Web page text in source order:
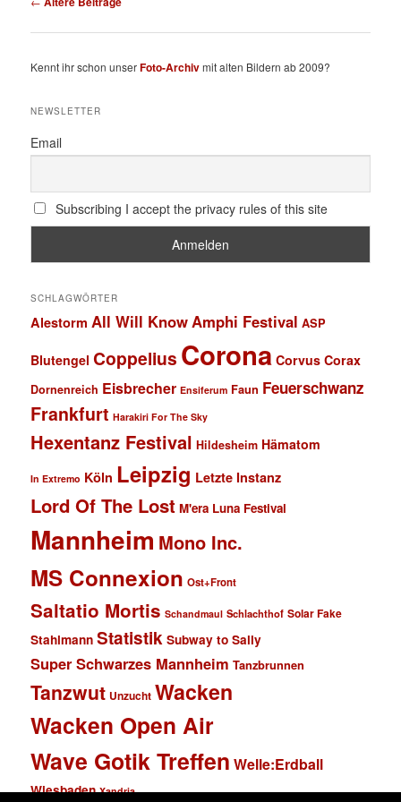
Kennt ihr schon unserFoto-Archivmit alten Bildern ab 2009?
NEWSLETTER
Email
Subscribing I accept the privacy rules of this site
SCHLAGWÖRTER
Alestorm All Will KnowAmphi Festival ASP
Blutengel Coppelius Corona Corvus Corax
Dornenreich Eisbrecher Ensiferum Faun Feuerschwanz
Frankfurt Harakiri For The Sky
Hexentanz Festival Hildesheim Hämatom
In Extremo Köln Leipzig Letzte Instanz
Lord Of The Lost M'era Luna Festival
Mannheim Mono Inc.
MS Connexion Ost+Front
Saltatio Mortis Schandmaul Schlachthof Solar Fake
Stahlmann Statistik Subway to Sally
Super Schwarzes Mannheim Tanzbrunnen
Tanzwut Unzucht Wacken
Wacken Open Air
Wave Gotik Treffen Welle:Erdball
Wiesbaden Xandria